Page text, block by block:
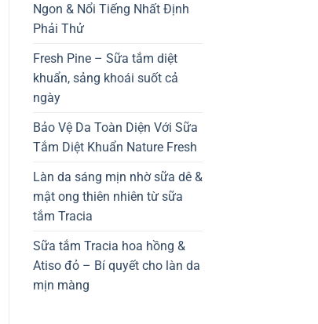
Ngon & Nổi Tiếng Nhất Định
Phải Thử
Fresh Pine – Sữa tắm diệt
khuẩn, sảng khoái suốt cả
ngày
Bảo Vệ Da Toàn Diện Với Sữa
Tắm Diệt Khuẩn Nature Fresh
Làn da sáng mịn nhờ sữa dê &
mật ong thiên nhiên từ sữa
tắm Tracia
Sữa tắm Tracia hoa hồng &
Atiso đỏ – Bí quyết cho làn da
mịn màng